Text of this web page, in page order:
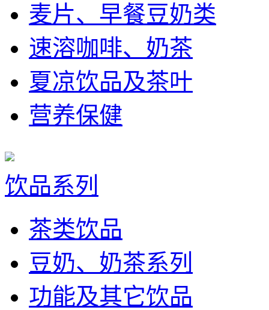
麦片、早餐豆奶类
速溶咖啡、奶茶
夏凉饮品及茶叶
营养保健
饮品系列
茶类饮品
豆奶、奶茶系列
功能及其它饮品